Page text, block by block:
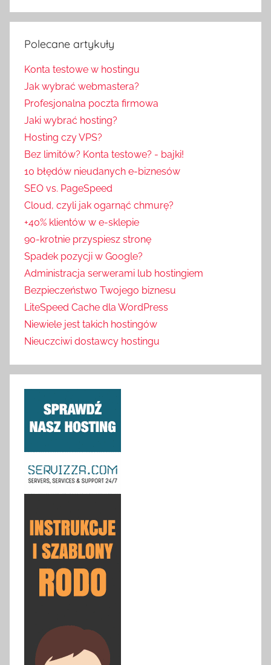
Polecane artykuły
Konta testowe w hostingu
Jak wybrać webmastera?
Profesjonalna poczta firmowa
Jaki wybrać hosting?
Hosting czy VPS?
Bez limitów? Konta testowe? - bajki!
10 błędów nieudanych e-biznesów
SEO vs. PageSpeed
Cloud, czyli jak ogarnąć chmurę?
+40% klientów w e-sklepie
90-krotnie przyspiesz stronę
Spadek pozycji w Google?
Administracja serwerami lub hostingiem
Bezpieczeństwo Twojego biznesu
LiteSpeed Cache dla WordPress
Niewiele jest takich hostingów
Nieuczciwi dostawcy hostingu